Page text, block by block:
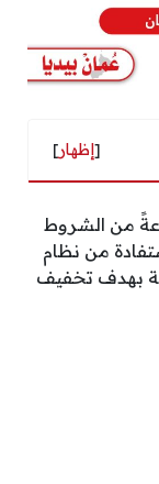
[إظهار]
من الشروط
من نظام
بهدف تخفيف